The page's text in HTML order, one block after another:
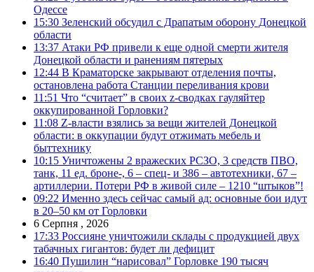
Одессе
15:30 Зеленский обсудил с Драпатым оборону Донецкой
области
13:37 Атаки РФ привели к еще одной смерти жителя
Донецкой области и ранениям пятерых
12:44 В Краматорске закрывают отделения почты,
остановлена работа Станции переливания крови
11:51 Что “считает” в своих z-сводках гауляйтер
оккупированной Горловки?
11:08 Z-власти взялись за вещи жителей Донецкой
области: в оккупации будут отжимать мебель и
быттехнику
10:15 Уничтожены 2 вражеских РСЗО, 3 средств ПВО,
танк, 11 ед. броне-, 6 – спец- и 386 – автотехники, 67 –
артиллерии. Потери РФ в живой силе – 1210 “штыков”!
09:22 Именно здесь сейчас самый ад: основные бои идут
в 20–50 км от Горловки
6 Серпня , 2026
17:33 Россияне уничтожили склады с продукцией двух
табачных гигантов: будет ли дефицит
16:40 Пушилин “нарисовал” Горловке 190 тысяч